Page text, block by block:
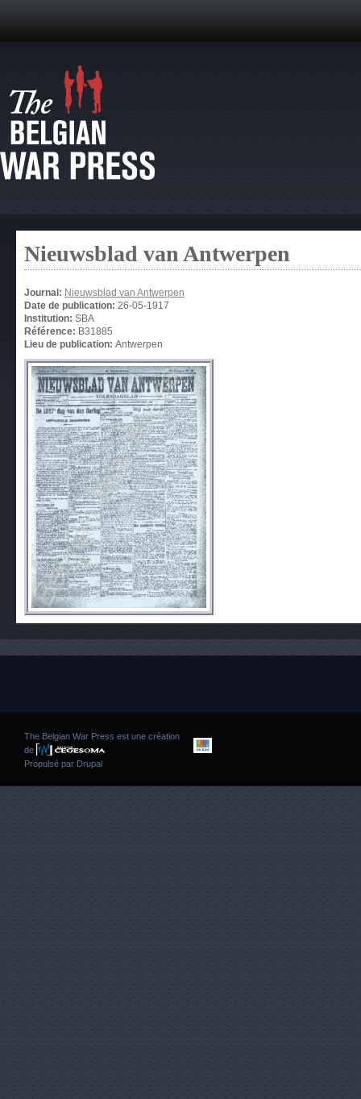
Nieuwsblad van Antwerpen
Journal: Nieuwsblad van Antwerpen
Date de publication: 26-05-1917
Institution: SBA
Référence: B31885
Lieu de publication: Antwerpen
The Belgian War Press est une création
de
Propulsé par Drupal